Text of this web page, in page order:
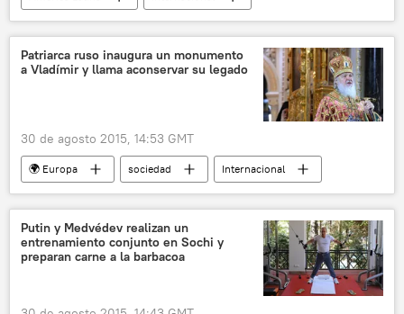
México
Diana Iris García
desaparición
Patriarca ruso inaugura un monumento
a Vladímir y llama aconservar su legado
30 de agosto 2015, 14:53 GMT
🌍 Europa sociedad
Internacional
política
religión
Rusia
patriarca Kiril
noticias
Putin y Medvédev realizan un
entrenamiento conjunto en Sochi y
preparan carne a la barbacoa